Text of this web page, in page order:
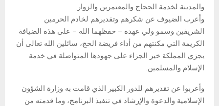
والمدينة لخدمة الحجاج والمعتمرين والزوار.
وأعرب الضيوف عن شكرهم وتقديرهم لخادم الحرمين
الشريفين وسمو ولي عهده – حفظهما الله – على هذه الضيافة
الكريمة التي مكنتهم من أداء فريضة الحج، سائلين الله تعالى أن
يجزي المملكة خير الجزاء على جهودها المتواصلة في خدمة
الإسلام والمسلمين.
وأعربوا عن تقديرهم للدور الكبير الذي قامت به وزارة الشؤون
الإسلامية والدعوة والإرشاد في تنفيذ البرنامج، وما قدمته من